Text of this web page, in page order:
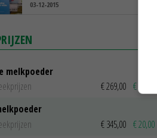
03-12-2015
melkpoeder
€ 269,00 € 7,00
€ 345,00 € 20,00